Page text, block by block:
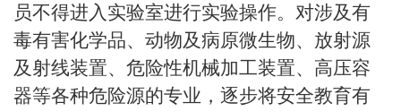
员不得进入实验室进行实验操作。对涉及有
毒有害化学品、动物及病原微生物、放射源
及射线装置、危险性机械加工装置、高压容
器等各种危险源的专业，逐步将安全教育有